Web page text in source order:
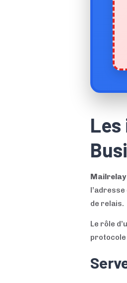
Mailrelay
de relais.
Le rôle
protocole